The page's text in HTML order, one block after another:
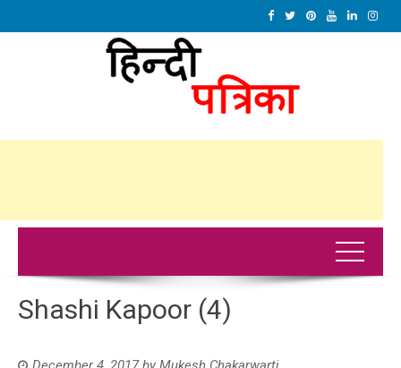
Shashi Kapoor (4)